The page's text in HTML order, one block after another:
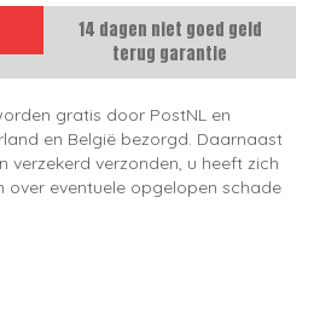
14 dagen niet goed geld
terug garantie
gratis door PostNL en
en België bezorgd. Daarnaast
verzekerd verzonden, u heeft zich
over eventuele opgelopen schade